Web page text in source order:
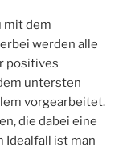
mit dem
werden alle
positives
untersten
vorgearbeitet.
die dabei eine
Idealfall ist man